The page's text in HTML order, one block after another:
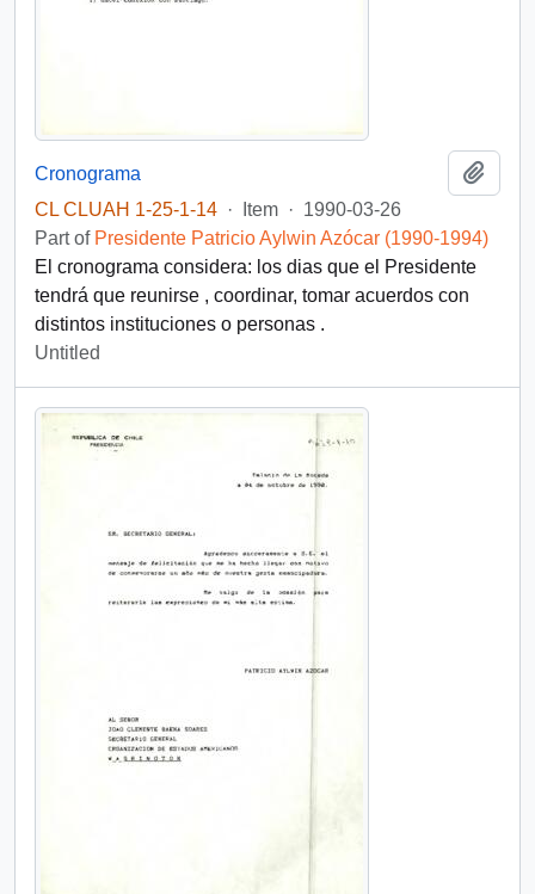
Cronograma
CL CLUAH 1-25-1-14 · Item · 1990-03-26
Part of Presidente Patricio Aylwin Azócar (1990-1994)
El cronograma considera: los dias que el Presidente
tendrá que reunirse , coordinar, tomar acuerdos con
distintos instituciones o personas .
Untitled